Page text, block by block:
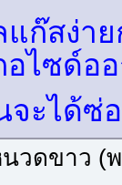
แก๊สง่า
อไซด์อ
จะได้ซ่
วดขาว (พ